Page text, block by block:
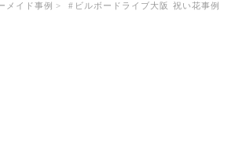
メイド事例 > #ビルボードライブ大阪 祝い花事例